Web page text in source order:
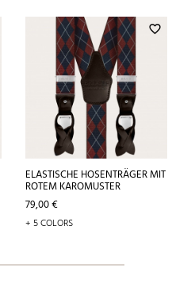
favorite_border
ELASTISCHE HOSENTRÄGER MIT
ROTEM KAROMUSTER
Preis
79,00 €
+ 5 COLORS